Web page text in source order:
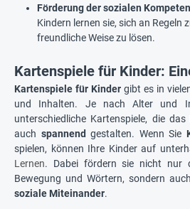
Förderung der sozialen
Kindern lernen sie, sich an Regeln
freundliche Weise zu lösen.
Kartenspiele für Kinder:
Kartenspiele für Kinder gibt es in
und Inhalten. Je nach Alter und
unterschiedliche Kartenspiele, die
auch spannend gestalten. Wenn Sie
spielen, können Ihre Kinder auf
Lernen. Dabei fördern sie nicht nur
Bewegung und Wörtern, sondern
soziale Miteinander.